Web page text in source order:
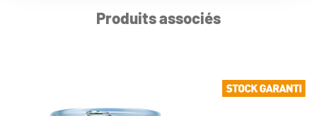
Produits associés